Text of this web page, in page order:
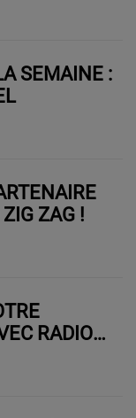
SEMAINE :
ZAG !
RADIO